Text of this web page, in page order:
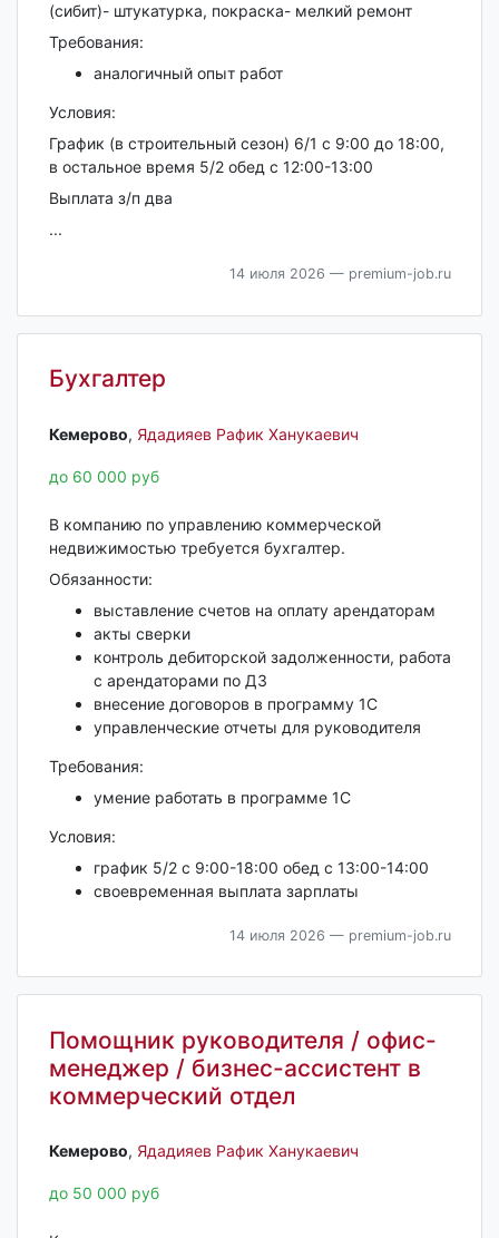
(сибит)- штукатурка, покраска- мелкий ремонт
Требования:
аналогичный опыт работ
Условия:
График (в строительный сезон) 6/1 с 9:00 до 18:00,
в остальное время 5/2 обед с 12:00-13:00
Выплата з/п два
...
14 июля 2026 — premium-job.ru
Бухгалтер
Кемерово‎, Ядадияев Рафик Ханукаевич
до 60 000 руб
В компанию по управлению коммерческой
недвижимостью требуется бухгалтер.
Обязанности:
выставление счетов на оплату арендаторам
акты сверки
контроль дебиторской задолженности, работа
с арендаторами по ДЗ
внесение договоров в программу 1С
управленческие отчеты для руководителя
Требования:
умение работать в программе 1С
Условия:
график 5/2 с 9:00-18:00 обед с 13:00-14:00
своевременная выплата зарплаты
14 июля 2026 — premium-job.ru
Помощник руководителя / офис-
менеджер / бизнес-ассистент в
коммерческий отдел
Кемерово‎, Ядадияев Рафик Ханукаевич
до 50 000 руб